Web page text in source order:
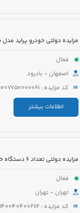
فعال
اصفهان - بادرود
کد مزایده : 5221007750000061
اطلاعات بیشتر
فعال
تهران - تهران
کد مزایده : 5421400404002112